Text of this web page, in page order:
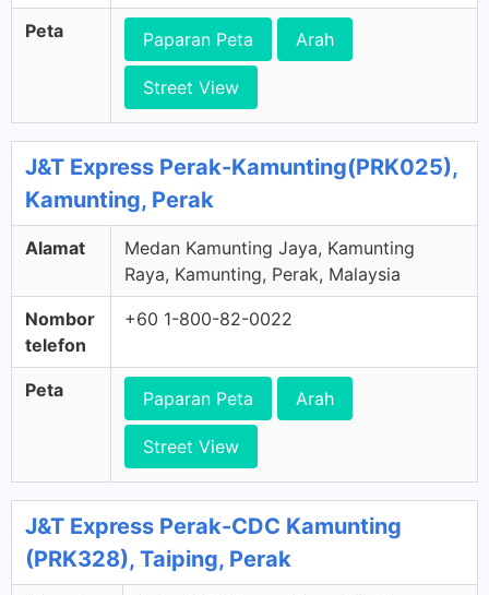
Peta Paparan Peta Arah
Street View
J&T Express Perak-Kamunting(PRK025),
Kamunting, Perak
Alamat
Medan Kamunting Jaya, Kamunting
Raya, Kamunting, Perak, Malaysia
Nombor
telefon
+60 1-800-82-0022
Peta Paparan Peta Arah
Street View
J&T Express Perak-CDC Kamunting
(PRK328), Taiping, Perak